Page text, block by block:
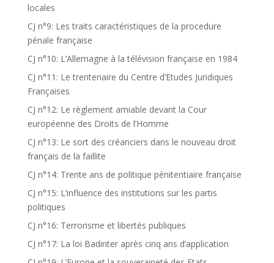
locales
CJ n°9: Les traits caractéristiques de la procedure
pénale française
CJ n°10: L’Allemagne à la télévision française en 1984
CJ n°11: Le trentenaire du Centre d’Etudes Juridiques
Françaises
CJ n°12: Le règlement amiable devant la Cour
européenne des Droits de l’Homme
CJ n°13: Le sort des créanciers dans le nouveau droit
français de la faillite
CJ n°14: Trente ans de politique pénitentiaire française
CJ n°15: L’influence des institutions sur les partis
politiques
CJ n°16: Terrorisme et libertés publiques
CJ n°17: La loi Badinter après cinq ans d’application